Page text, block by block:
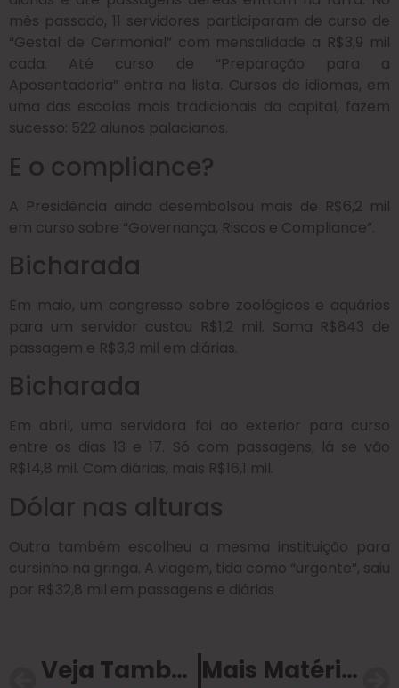
mês passado, 11 servidores participaram de curso de
“Gestal de Cerimonial” com mensalidade a R$3,9 mil
cada. Até curso de “Preparação para a
Aposentadoria” entra na lista. Cursos de idiomas, em
uma das escolas mais tradicionais da capital, fazem
sucesso: 522 alunos palacianos.
E o compliance?
A Presidência ainda desembolsou mais de R$6,2 mil
em curso sobre “Governança, Riscos e Compliance”.
Bicharada
Em maio, um congresso sobre zoológicos e aquários
para um servidor custou R$1,2 mil. Soma R$843 de
passagem e R$3,3 mil em diárias.
Bicharada
Em abril, uma servidora foi ao exterior para curso
entre os dias 13 e 17. Só com passagens, lá se vão
R$14,8 mil. Com diárias, mais R$16,1 mil.
Dólar nas alturas
Outra também escolheu a mesma instituição para
cursinho na gringa. A viagem, tida como “urgente”, saiu
por R$32,8 mil em passagens e diárias
Veja Também Mais Matérias